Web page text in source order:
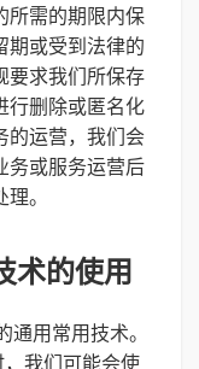
所需的期限内保
期或受到法律的
要求我们所保存
行删除或匿名化
的运营，我们会
务或服务运营后
。
术的使用
用常用技术。
我们可能会使